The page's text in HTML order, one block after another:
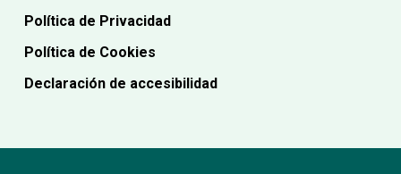
Política de Privacidad
Política de Cookies
Declaración de accesibilidad